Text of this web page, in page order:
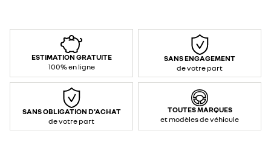
ESTIMATION GRATUITE
100% en ligne
SANS ENGAGEMENT
de votre part
SANS OBLIGATION D'ACHAT
de votre part
TOUTES MARQUES
et modèles de véhicule